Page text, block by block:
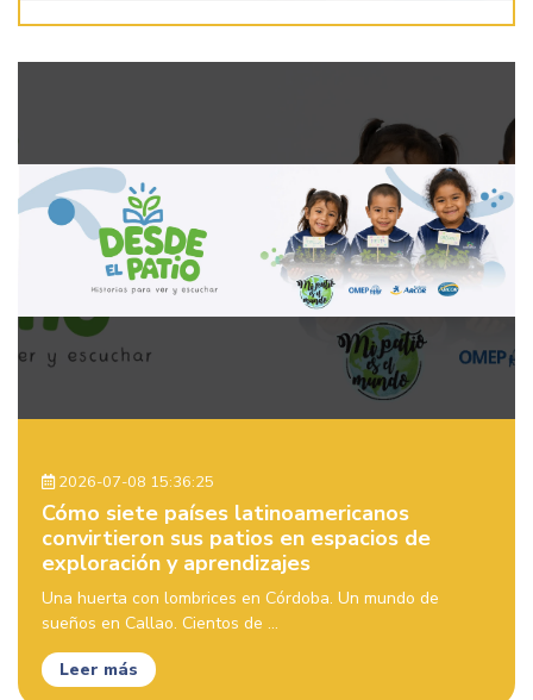
2026-07-08 15:36:25
Cómo siete países latinoamericanos
convirtieron sus patios en espacios de
exploración y aprendizajes
Una huerta con lombrices en Córdoba. Un mundo de
sueños en Callao. Cientos de ...
Leer más